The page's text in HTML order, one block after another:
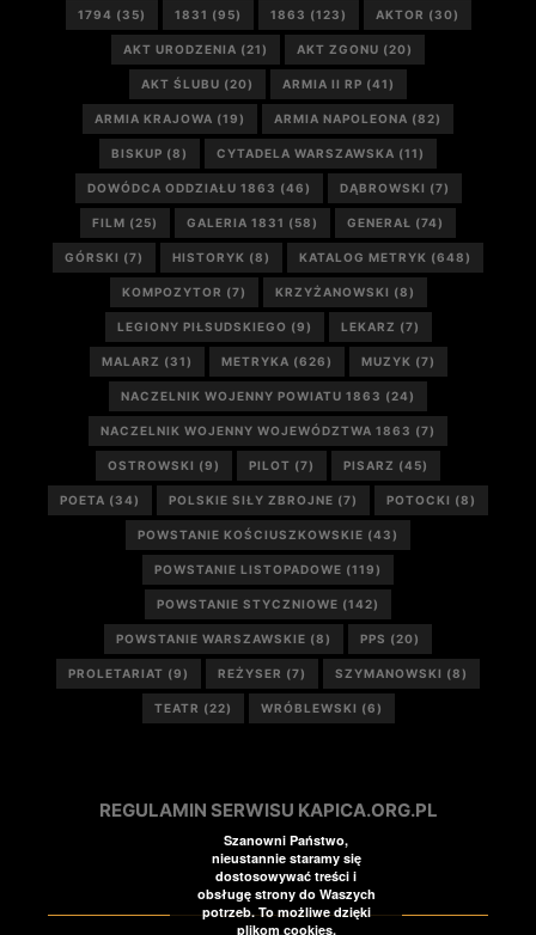
1794 (35) 1831 (95) 1863 (123) AKTOR (30)
AKT URODZENIA (21) AKT ZGONU (20)
AKT ŚLUBU (20) ARMIA II RP (41)
ARMIA KRAJOWA (19) ARMIA NAPOLEONA (82)
BISKUP (8) CYTADELA WARSZAWSKA (11)
DOWÓDCA ODDZIAŁU 1863 (46) DĄBROWSKI (7)
FILM (25) GALERIA 1831 (58) GENERAŁ (74)
GÓRSKI (7) HISTORYK (8) KATALOG METRYK (648)
KOMPOZYTOR (7) KRZYŻANOWSKI (8)
LEGIONY PIŁSUDSKIEGO (9) LEKARZ (7)
MALARZ (31) METRYKA (626) MUZYK (7)
NACZELNIK WOJENNY POWIATU 1863 (24)
NACZELNIK WOJENNY WOJEWÓDZTWA 1863 (7)
OSTROWSKI (9) PILOT (7) PISARZ (45)
POETA (34) POLSKIE SIŁY ZBROJNE (7) POTOCKI (8)
POWSTANIE KOŚCIUSZKOWSKIE (43)
POWSTANIE LISTOPADOWE (119)
POWSTANIE STYCZNIOWE (142)
POWSTANIE WARSZAWSKIE (8) PPS (20)
PROLETARIAT (9) REŻYSER (7) SZYMANOWSKI (8)
TEATR (22) WRÓBLEWSKI (6)
REGULAMIN SERWISU KAPICA.ORG.PL
Szanowni Państwo,
nieustannie staramy się
dostosowywać treści i
obsługę strony do Waszych
potrzeb. To możliwe dzięki
plikom cookies.